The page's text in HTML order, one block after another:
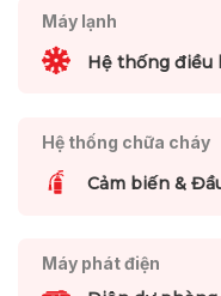
Máy lạnh
Hệ thống điều
Hệ thống chữa cháy
Cảm biến &
Máy phát điện